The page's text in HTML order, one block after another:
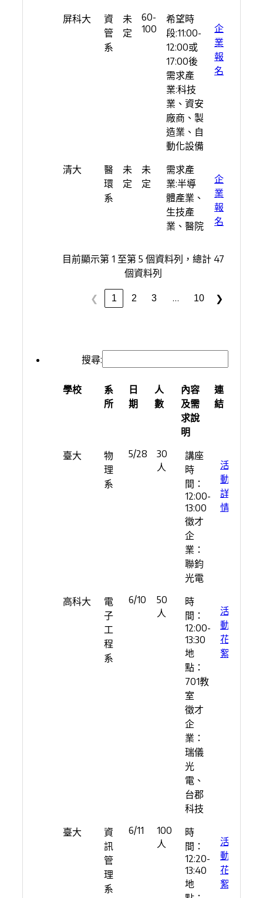
屏科大
資
管
系
未
定
60-
100
希望時
段:11:00-
12:00或
17:00後
需求產
業:科技
業、資安
廠商、製
造業、自
動化設備
企
業
報
名
清大
醫
環
系
未
定
未
定
需求產
業:半導
體產業、
生技產
業、醫院
企
業
報
名
目前顯示第 1 至第 5 個資料列，總計 47
個資料列
❮ 1 2 3 … 10 ❯
搜尋:
學校
系
所
日
期
人
數
內容
及需
求說
明
連
結
學校
系
所
日期 人數
內容
及需
求說
明
結
臺大
物
理
系
5/28
30
人
講座
時
間：
12:00-
13:00
徵才
企
業：
聯鈞
光電
活
動
詳
情
高科大
電
子
工
程
系
6/10
50
人
時
間：
12:00-
13:30
地
點：
701教
室
徵才
企
業：
瑞儀
光
電、
台郡
科技
活
動
花
絮
臺大
資
訊
管
理
系
6/11
100
人
時
間：
12:20-
13:40
地
活
動
花
絮